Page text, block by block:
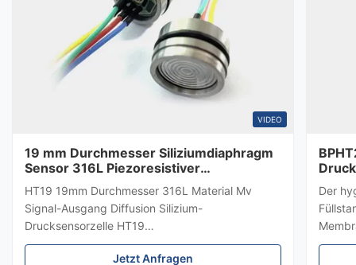
VIDEO
19 mm Durchmesser Siliziumdiaphragm
Sensor 316L Piezoresistiver
Drucksensor
HT19 19mm Durchmesser 316L Material Mv
Signal-Ausgang Diffusion Silizium-
Drucksensorzelle HT19
PiezoresistiveSiliziumDrucksensor Einführung
eines 15mm-Siliziumdrucksensors: HT19
Jetzt Anfragen
Der